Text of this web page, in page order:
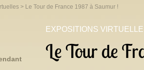
> Le Tour de France 1987 à Saumur !
EXPOSITIONS
Le Tour de